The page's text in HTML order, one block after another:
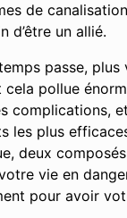
de
d’être un allié.
passe,
cela pollue
plus
deux
vie en
pour avoir